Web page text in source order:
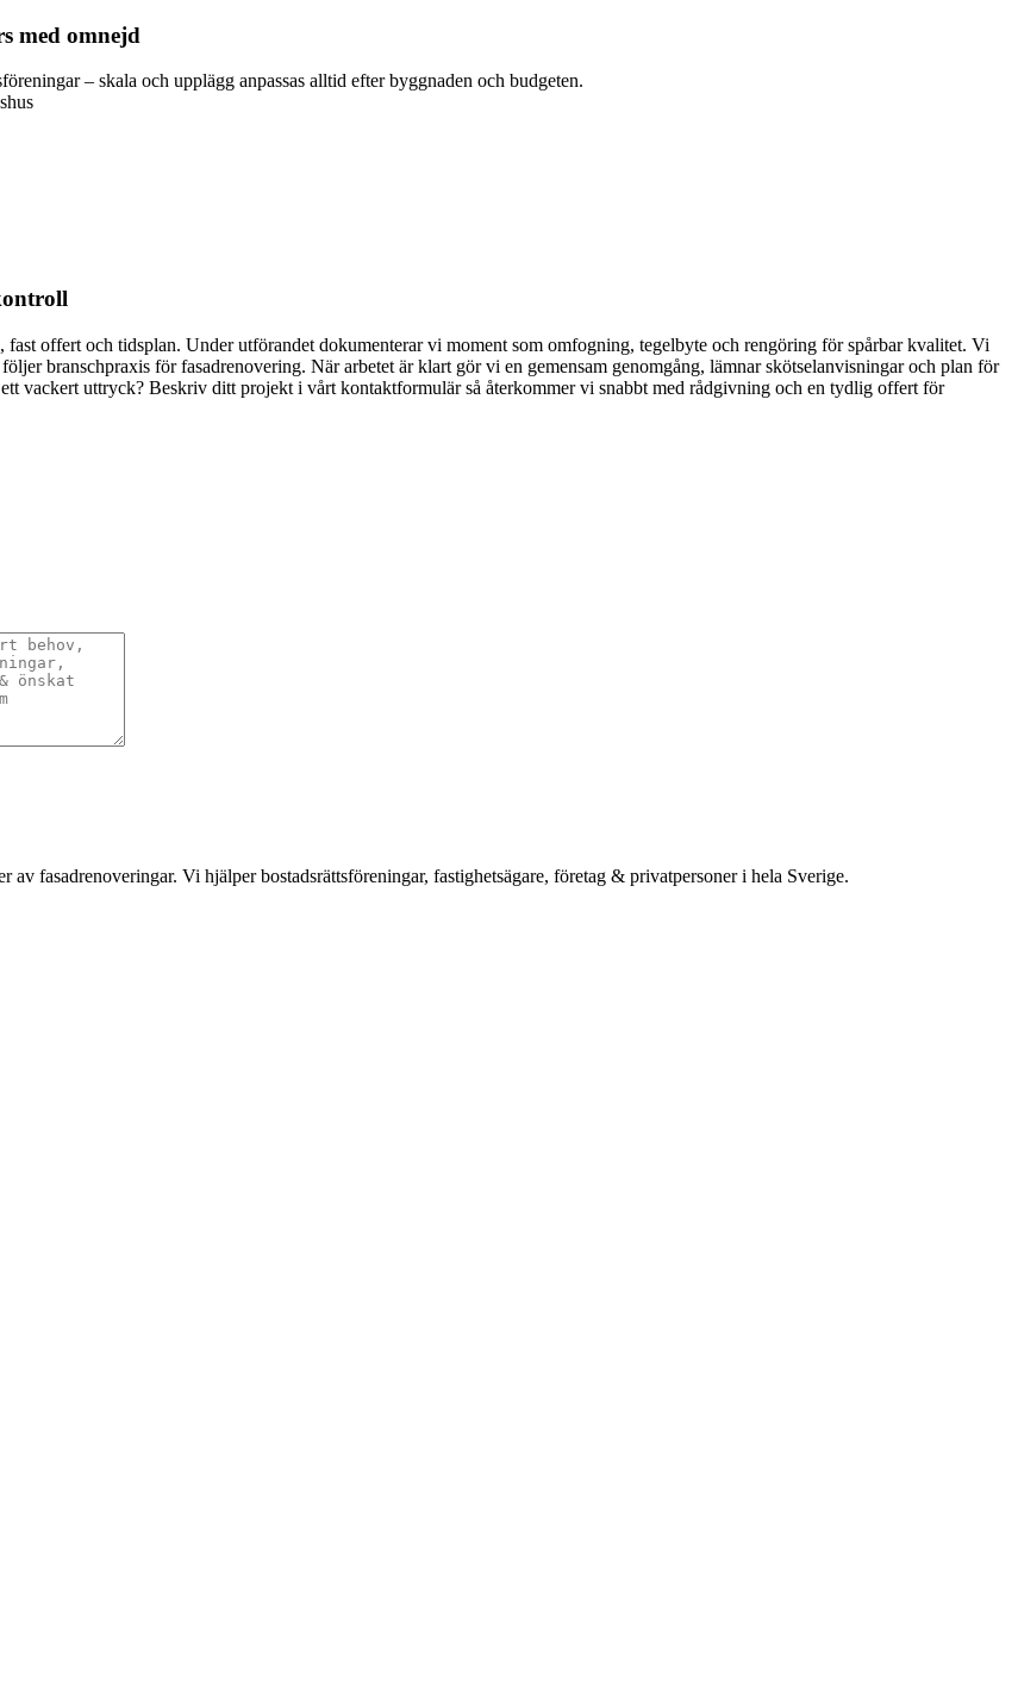
med omnejd
– skala och upplägg anpassas alltid efter byggnaden och budgeten.
offert och tidsplan. Under utförandet dokumenterar vi moment som omfogning, tegelbyte och rengöring för spårbar kvalitet. Vi
branschpraxis för fasadrenovering. När arbetet är klart gör vi en gemensam genomgång, lämnar skötselanvisningar och plan för
vackert uttryck? Beskriv ditt projekt i vårt kontaktformulär så återkommer vi snabbt med rådgivning och en tydlig offert för
fasadrenoveringar. Vi hjälper bostadsrättsföreningar, fastighetsägare, företag & privatpersoner i hela Sverige.